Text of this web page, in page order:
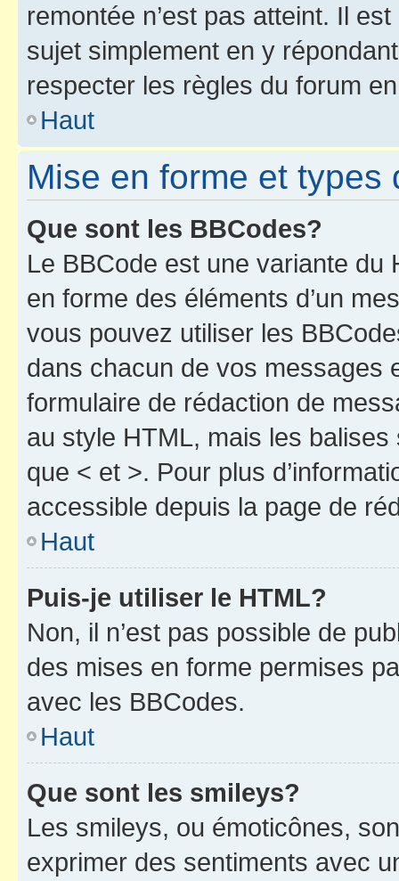
remontée n’est pas atteint. Il
sujet simplement en y
respecter les règles du forum
Haut
Mise en forme et types
Que sont les BBCodes?
Le BBCode est une variante du
en forme des éléments d’un
vous pouvez utiliser les
dans chacun de vos messages
formulaire de rédaction de
au style HTML, mais les
que < et >. Pour plus
accessible depuis la page de
Haut
Puis-je utiliser le HTML?
Non, il n’est pas possible de
des mises en forme permises
avec les BBCodes.
Haut
Que sont les smileys?
Les smileys, ou émoticônes,
exprimer des sentiments avec